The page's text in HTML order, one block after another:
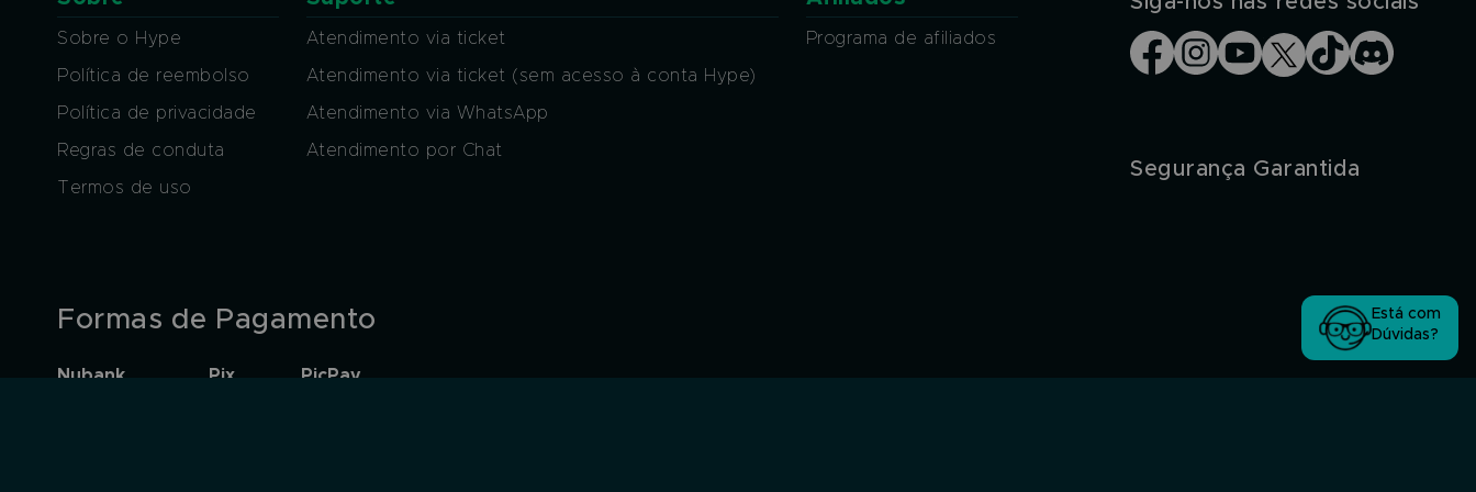
Sobre o Hype
Política de reembolso
Política de privacidade
Regras de conduta
Termos de uso
Atendimento via ticket
Atendimento via ticket (sem acesso à conta Hype)
Atendimento via WhatsApp
Atendimento por Chat
Programa de afiliados
Segurança Garantida
Formas de Pagamento
Nubank Pix PicPay
Está com
Dúvidas?